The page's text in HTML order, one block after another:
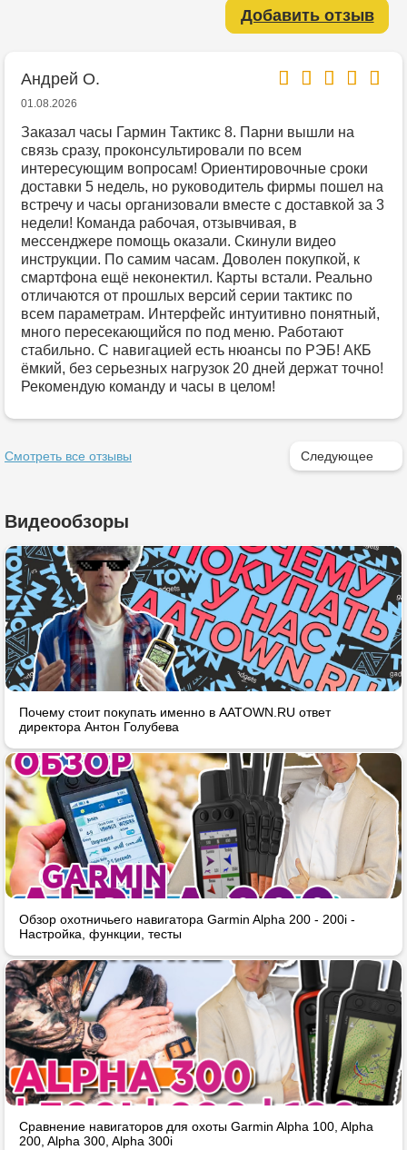
Добавить отзыв
Андрей О.
01.08.2026
Заказал часы Гармин Тактикс 8. Парни вышли на
связь сразу, проконсультировали по всем
интересующим вопросам! Ориентировочные сроки
доставки 5 недель, но руководитель фирмы пошел на
встречу и часы организовали вместе с доставкой за 3
недели! Команда рабочая, отзывчивая, в
мессенджере помощь оказали. Скинули видео
инструкции. По самим часам. Доволен покупкой, к
смартфона ещё неконектил. Карты встали. Реально
отличаются от прошлых версий серии тактикс по
всем параметрам. Интерфейс интуитивно понятный,
много пересекающийся по под меню. Работают
стабильно. С навигацией есть нюансы по РЭБ! АКБ
ёмкий, без серьезных нагрузок 20 дней держат точно!
Рекомендую команду и часы в целом!
Смотреть все отзывы Следующее
Видеообзоры
Почему стоит покупать именно в AATOWN.RU ответ
директора Антон Голубева
Обзор охотничьего навигатора Garmin Alpha 200 - 200i -
Настройка, функции, тесты
Сравнение навигаторов для охоты Garmin Alpha 100, Alpha
200, Alpha 300, Alpha 300i